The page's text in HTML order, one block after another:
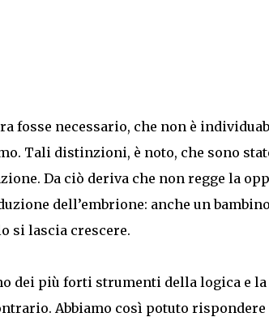
fosse necessario, che non è
Tali distinzioni, è noto, che sono
Da ciò deriva che non regge la
dell’embrione: anche un
si lascia crescere.
dei più forti strumenti della logica e
Abbiamo così potuto